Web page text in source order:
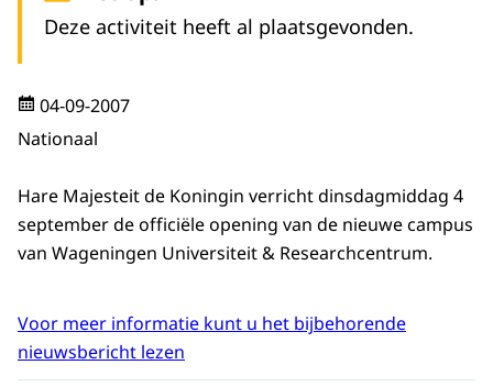
Deze activiteit heeft al plaatsgevonden.
04-09-2007
Nationaal
Hare Majesteit de Koningin verricht dinsdagmiddag 4
september de officiële opening van de nieuwe campus
van Wageningen Universiteit & Researchcentrum.
Voor meer informatie kunt u het bijbehorende
nieuwsbericht lezen